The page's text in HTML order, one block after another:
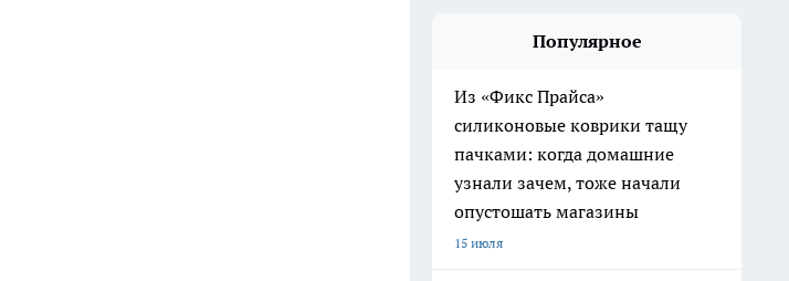
Популярное
Из «Фикс Прайса»
силиконовые коврики тащу
пачками: когда домашние
узнали зачем, тоже начали
опустошать магазины
15 июля